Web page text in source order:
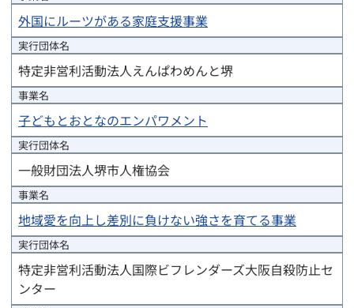
外国にルーツがある家庭支援事業
実行団体名
特定非営利活動法人えんぱわめんと堺
事業名
子どもとおとなのエンパワメント
実行団体名
一般財団法人堺市人権協会
事業名
地域愛を向上し差別に負けない強さを育てる事業
実行団体名
特定非営利活動法人国際ビフレンダーズ大阪自殺防止セ
ンター